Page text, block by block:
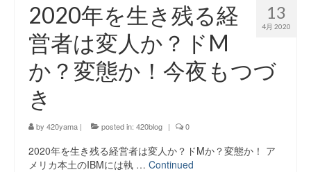
13
4月 2020
2020年を生き残る経
営者は変人か？ドM
か？変態か！今夜もつづ
き
by 420yama | posted in: 420blog | 0
2020年を生き残る経営者は変人か？ドMか？変態か！ ア
メリカ本土のIBMには執 … Continued